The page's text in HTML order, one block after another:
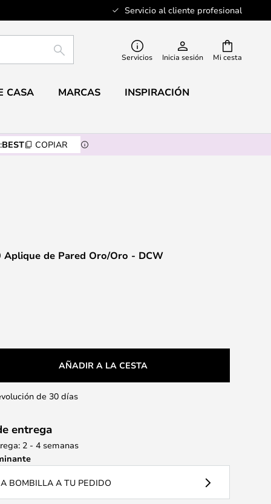
Servicio al cliente profesional
Mi cesta
BUSCAR Servicios Inicia sesión
CASA MARCAS INSPIRACIÓN
BEST COPIAR
Aplique de Pared Oro/Oro - DCW
AÑADIR A LA CESTA
de 30 días
entrega
2 - 4 semanas
BOMBILLA A TU PEDIDO